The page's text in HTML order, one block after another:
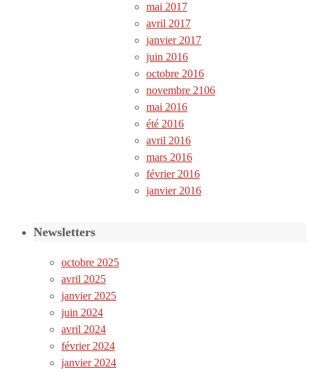
mai 2017
avril 2017
janvier 2017
juin 2016
octobre 2016
novembre 2106
mai 2016
été 2016
avril 2016
mars 2016
février 2016
janvier 2016
Newsletters
octobre 2025
avril 2025
janvier 2025
juin 2024
avril 2024
février 2024
janvier 2024